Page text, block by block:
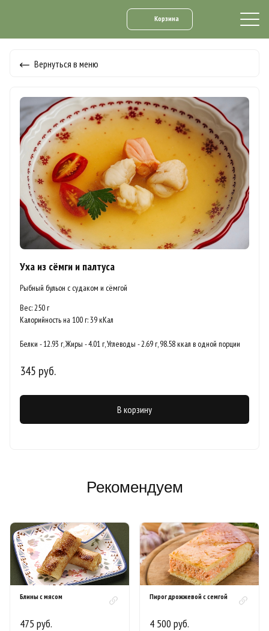
Корзина
Вернуться в меню
Уха из сёмги и палтуса
Рыбный бульон с судаком и сёмгой
Вес: 250 г
Калорийность на 100 г: 39 кКал
Белки - 12.93 г, Жиры - 4.01 г, Углеводы - 2.69 г, 98.58 ккал в одной порции
345 руб.
В корзину
Рекомендуем
Блины с мясом
475 руб.
Пирог дрожжевой с семгой
4 500 руб.